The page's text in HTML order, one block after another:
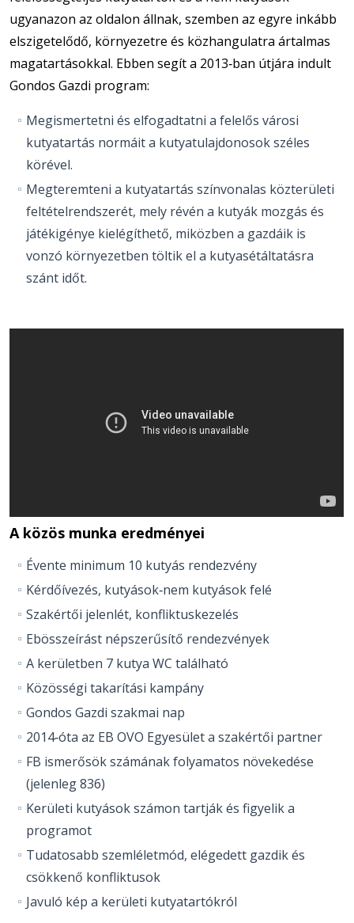
ugyanazon az oldalon állnak, szemben az egyre inkább
elszigetelődő, környezetre és közhangulatra ártalmas
magatartásokkal. Ebben segít a 2013‐ban útjára indult
Gondos Gazdi program:
Megismertetni és elfogadtatni a felelős városi
kutyatartás normáit a kutyatulajdonosok széles
körével.
Megteremteni a kutyatartás színvonalas közterületi
feltételrendszerét, mely révén a kutyák mozgás és
játékigénye kielégíthető, miközben a gazdáik is
vonzó környezetben töltik el a kutyasétáltatásra
szánt időt.
A közös munka eredményei
Évente minimum 10 kutyás rendezvény
Kérdőívezés, kutyások‐nem kutyások felé
Szakértői jelenlét, konfliktuskezelés
Ebösszeírást népszerűsítő rendezvények
A kerületben 7 kutya WC található
Közösségi takarítási kampány
Gondos Gazdi szakmai nap
2014‐óta az EB OVO Egyesület a szakértői partner
FB ismerősök számának folyamatos növekedése
(jelenleg 836)
Kerületi kutyások számon tartják és figyelik a
programot
Tudatosabb szemléletmód, elégedett gazdik és
csökkenő konfliktusok
Javuló kép a kerületi kutyatartókról